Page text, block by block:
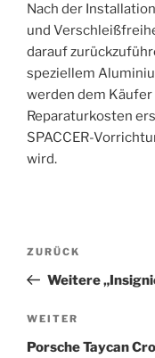
Nach der
und
darauf
speziellem
werden dem
Reparaturkosten
SPACCER-
wird.
Vorheriger
Beitrag
ZURÜCK
Weitere
Nächster
Beitrag
WEITER
Porsche Taycan